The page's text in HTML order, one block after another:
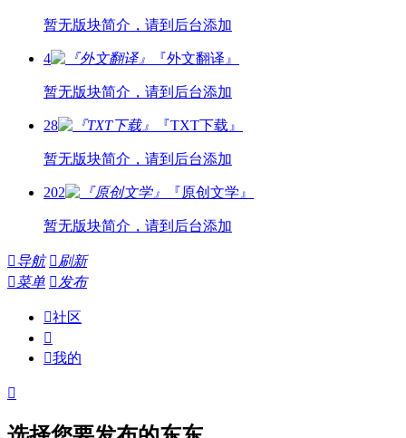
暂无版块简介，请到后台添加
4 『外文翻译』
暂无版块简介，请到后台添加
28 『TXT下载』
暂无版块简介，请到后台添加
202 『原创文学』
暂无版块简介，请到后台添加
导航 刷新
菜单 发布
社区

我的
